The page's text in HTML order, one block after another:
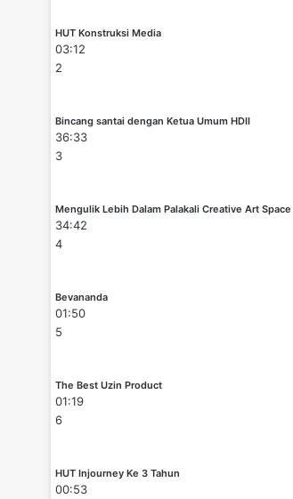
HUT Konstruksi Media
03:12
2
Bincang santai dengan Ketua Umum HDII
36:33
3
Mengulik Lebih Dalam Palakali Creative Art Space
34:42
4
Bevananda
01:50
5
The Best Uzin Product
01:19
6
HUT Injourney Ke 3 Tahun
00:53